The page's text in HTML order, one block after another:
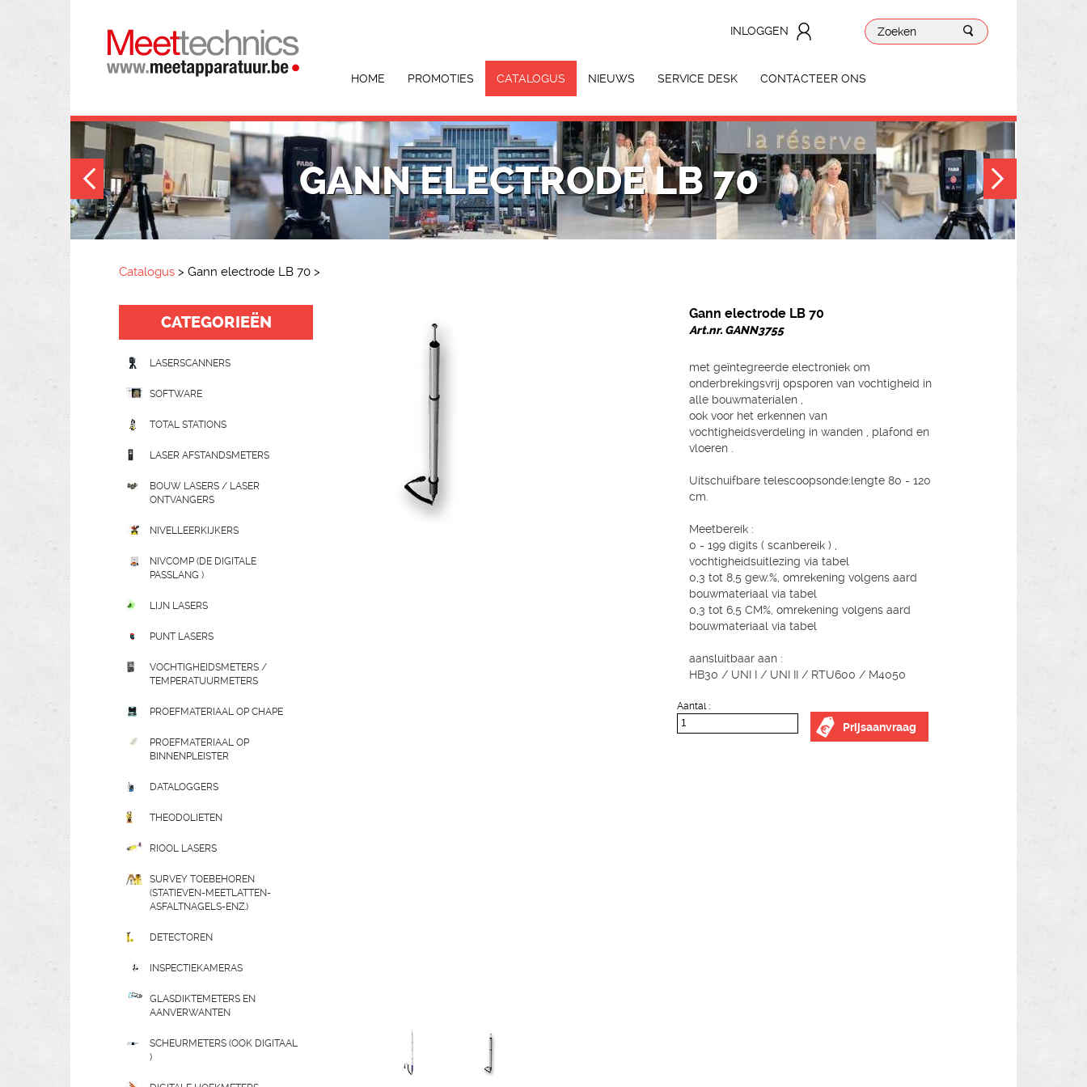
INLOGGEN
HOME PROMOTIES CATALOGUS NIEUWS SERVICE DESK CONTACTEER ONS
GANN ELECTRODE LB 70
Catalogus > Gann electrode LB 70 >
CATEGORIEËN
LASERSCANNERS
SOFTWARE
TOTAL STATIONS
LASER AFSTANDSMETERS
BOUW LASERS / LASER
ONTVANGERS
NIVELLEERKIJKERS
NIVCOMP (DE DIGITALE
PASSLANG )
LIJN LASERS
PUNT LASERS
VOCHTIGHEIDSMETERS /
TEMPERATUURMETERS
PROEFMATERIAAL OP CHAPE
PROEFMATERIAAL OP
BINNENPLEISTER
DATALOGGERS
THEODOLIETEN
RIOOL LASERS
SURVEY TOEBEHOREN
(STATIEVEN-MEETLATTEN-
ASFALTNAGELS-ENZ.)
DETECTOREN
INSPECTIEKAMERAS
GLASDIKTEMETERS EN
AANVERWANTEN
SCHEURMETERS (OOK DIGITAAL
)
Gann electrode LB 70
Art.nr. GANN3755
met geïntegreerde electroniek om
onderbrekingsvrij opsporen van vochtigheid in
alle bouwmaterialen ,
ook voor het erkennen van
vochtigheidsverdeling in wanden , plafond en
vloeren .
Uitschuifbare telescoopsonde:lengte 80 - 120
cm.
Meetbereik :
0 - 199 digits ( scanbereik ) ,
vochtigheidsuitlezing via tabel
0,3 tot 8,5 gew.%, omrekening volgens aard
bouwmateriaal via tabel
0,3 tot 6,5 CM%, omrekening volgens aard
bouwmateriaal via tabel
aansluitbaar aan :
HB30 / UNI I / UNI II / RTU600 / M4050
Aantal :
Prijsaanvraag